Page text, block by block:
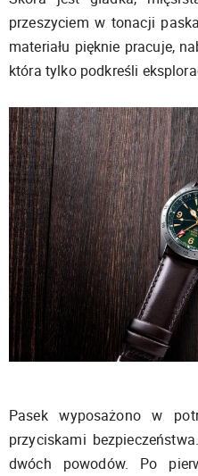
przeszyciem w tonacji
materiału pięknie pracuje,
która tylko podkreśli
Pasek wyposażono w
przyciskami
dwóch powodów. Po